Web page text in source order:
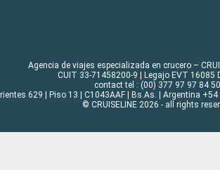
Agencia de viajes especializada en crucero –
CUIT 33-71458200-9 | Legajo EVT 16085
contact tel : (00) 377 97 97 84 50
629 | Piso 13 | C1043AAF | Bs.As. | Argentina
© CRUISELINE 2026 - all rights